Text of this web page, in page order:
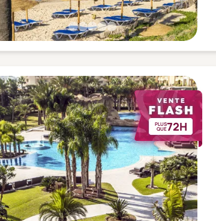
PLUS
QUE72H